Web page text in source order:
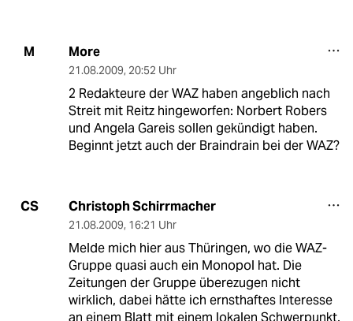
M More
21.08.2009, 20:52 Uhr
2 Redakteure der WAZ haben angeblich nach
Streit mit Reitz hingeworfen: Norbert Robers
und Angela Gareis sollen gekündigt haben.
Beginnt jetzt auch der Braindrain bei der WAZ?
CS Christoph Schirrmacher
21.08.2009, 16:21 Uhr
Melde mich hier aus Thüringen, wo die WAZ-
Gruppe quasi auch ein Monopol hat. Die
Zeitungen der Gruppe überezugen nicht
wirklich, dabei hätte ich ernsthaftes Interesse
an einem Blatt mit einem lokalen Schwerpunkt.